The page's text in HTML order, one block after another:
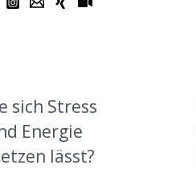
sich Stress
Energie
lässt?